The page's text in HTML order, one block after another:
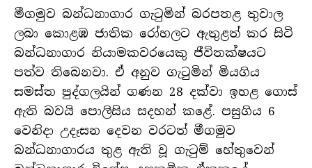
මීගමුව බන්ධනාගාර ගැටුමින් බරපතළ තුවාල
ලබා කොළඹ ජාතික රෝහලට ඇතුළත් කර සිටි
බන්ධනාගාර නියාමකවරයෙකු ජීවිතක්ෂයට
පත්ව තිබෙනවා. ඒ අනුව ගැටුමින් මියගිය
සමස්ත පුද්ගලයින් ගණන 28 දක්වා ඉහළ ගොස්
ඇති බවයි පොලිසිය සදහන් කළේ. පසුගිය 6
වෙනිදා උදෑසන දෙවන වරටත් මීගමුව
බන්ධනාගාරය තුළ ඇති වූ ගැටුම් හේතුවෙන්